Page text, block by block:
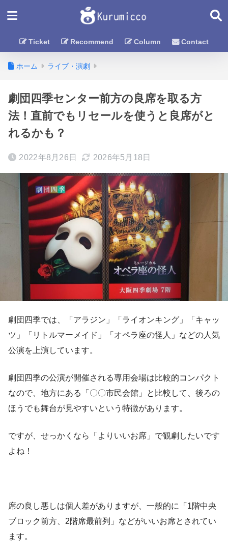
Ticket Recommend Column Contact
ホーム ライブ・演劇
劇団四季センター前方の良席を取る方
法！直前でもリセールを使うと良席がと
れるかも？
2022年8月26日 2026年5月18日
劇団四季では、「アラジン」「ライオンキング」「キャッ
ツ」「リトルマーメイド」「オペラ座の怪人」などの人気
公演を上演しています。
劇団四季の公演が開催される専用会場は比較的コンパクト
なので、地方にある「〇〇市民会館」と比較して、後ろの
ほうでも舞台が見やすいという特徴があります。
ですが、せっかくなら「よりいいお席」で観劇したいです
よね！
席の良し悪しは個人差がありますが、一般的に「1階中央
ブロック前方、2階席最前列」などがいいお席とされてい
ます。